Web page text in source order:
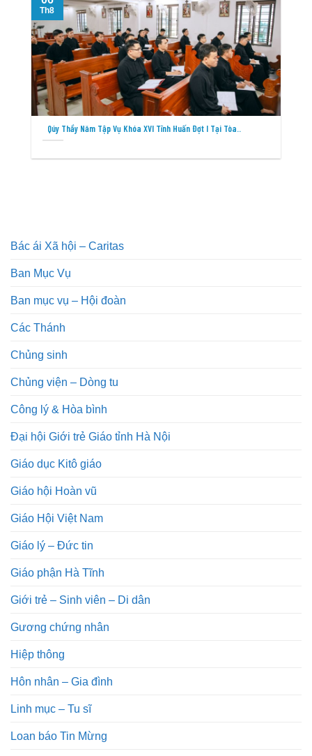
Qúy Thầy Năm Tập Vụ Khóa XVI Tĩnh Huấn Đợt I Tại Tòa..
Th8
Bác ái Xã hội – Caritas
Ban Mục Vụ
Ban mục vụ – Hội đoàn
Các Thánh
Chủng sinh
Chủng viện – Dòng tu
Công lý & Hòa bình
Đại hội Giới trẻ Giáo tỉnh Hà Nội
Giáo dục Kitô giáo
Giáo hội Hoàn vũ
Giáo Hội Việt Nam
Giáo lý – Đức tin
Giáo phận Hà Tĩnh
Giới trẻ – Sinh viên – Di dân
Gương chứng nhân
Hiệp thông
Hôn nhân – Gia đình
Linh mục – Tu sĩ
Loan báo Tin Mừng